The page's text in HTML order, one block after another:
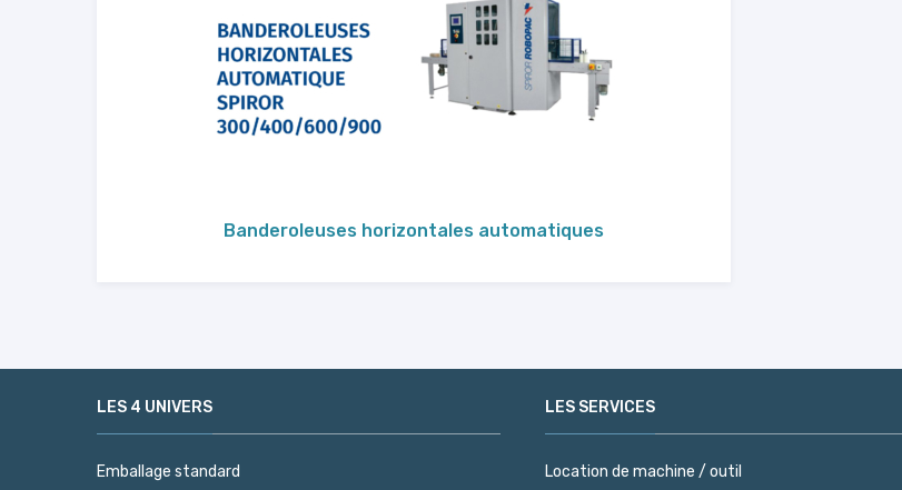
Banderoleuses horizontales automatiques
LES 4 UNIVERS
Emballage standard
LES SERVICES
Location de machine / outil